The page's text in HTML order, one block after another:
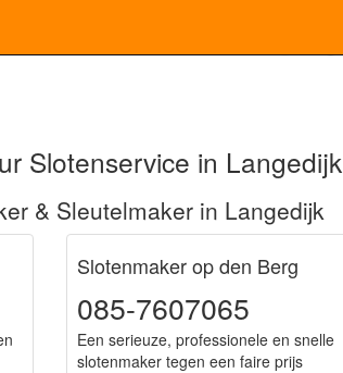
Slotenservice in Langedijk
& Sleutelmaker in Langedijk
Slotenmaker op den Berg
085-7607065
Een serieuze, professionele en snelle
slotenmaker tegen een faire prijs